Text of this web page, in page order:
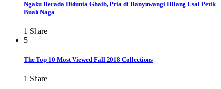
Ngaku Berada Didunia Ghaib, Pria di Banyuwangi Hilang Usai Petik
Buah Naga
1 Share
5
The Top 10 Most Viewed Fall 2018 Collections
1 Share